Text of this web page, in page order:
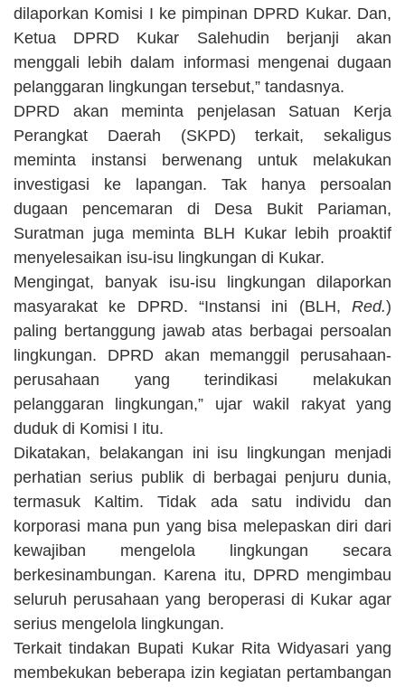
dilaporkan Komisi I ke pimpinan DPRD Kukar. Dan,
Ketua DPRD Kukar Salehudin berjanji akan
menggali lebih dalam informasi mengenai dugaan
pelanggaran lingkungan tersebut,” tandasnya.
DPRD akan meminta penjelasan Satuan Kerja
Perangkat Daerah (SKPD) terkait, sekaligus
meminta instansi berwenang untuk melakukan
investigasi ke lapangan. Tak hanya persoalan
dugaan pencemaran di Desa Bukit Pariaman,
Suratman juga meminta BLH Kukar lebih proaktif
menyelesaikan isu-isu lingkungan di Kukar.
Mengingat, banyak isu-isu lingkungan dilaporkan
masyarakat ke DPRD. “Instansi ini (BLH, Red.)
paling bertanggung jawab atas berbagai persoalan
lingkungan. DPRD akan memanggil perusahaan-
perusahaan yang terindikasi melakukan
pelanggaran lingkungan,” ujar wakil rakyat yang
duduk di Komisi I itu.
Dikatakan, belakangan ini isu lingkungan menjadi
perhatian serius publik di berbagai penjuru dunia,
termasuk Kaltim. Tidak ada satu individu dan
korporasi mana pun yang bisa melepaskan diri dari
kewajiban mengelola lingkungan secara
berkesinambungan. Karena itu, DPRD mengimbau
seluruh perusahaan yang beroperasi di Kukar agar
serius mengelola lingkungan.
Terkait tindakan Bupati Kukar Rita Widyasari yang
membekukan beberapa izin kegiatan pertambangan